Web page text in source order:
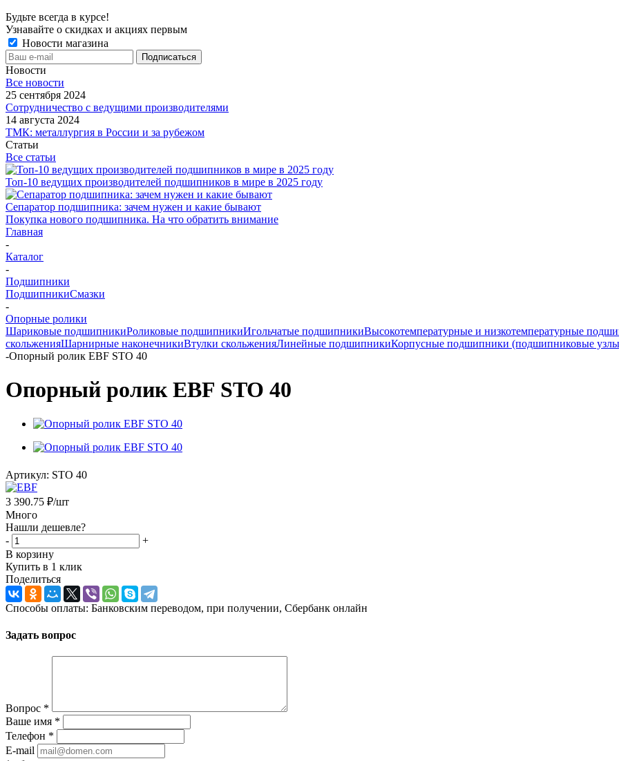
Будьте всегда в курсе!
Узнавайте о скидках и акциях первым
Новости магазина
Новости
Все новости
25 сентября 2024
Сотрудничество с ведущими производителями
14 августа 2024
ТМК: металлургия в России и за рубежом
Статьи
Все статьи
Топ-10 ведущих производителей подшипников в мире в 2025 году
Сепаратор подшипника: зачем нужен и какие бывают
Покупка нового подшипника. На что обратить внимание
Главная
-
Каталог
-
Подшипники
ПодшипникиСмазки
-
Опорные ролики
Шариковые подшипникиРоликовые подшипникиИгольчатые подшипникиВысокотемпературные и низкотемпературные
скольженияШарнирные наконечникиВтулки скольженияЛинейные подшипникиКорпусные подшипники (подшипниковые
-Опорный ролик EBF STO 40
Опорный ролик EBF STO 40
Артикул: STO 40
3 390.75 ₽/шт
Много
Нашли дешевле?
-
+
В корзину
Купить в 1 клик
Поделиться
Способы оплаты: Банковским переводом, при получении, Сбербанк онлайн
Задать вопрос
Вопрос *
Ваше имя *
Телефон *
E-mail